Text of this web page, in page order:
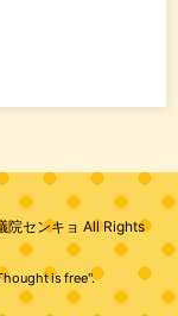
院センキョ All Rights
is free".